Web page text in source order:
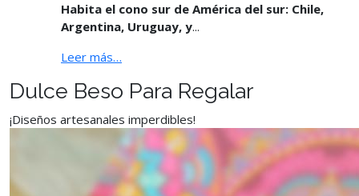
Habita el cono sur de América del sur: Chile,
Argentina, Uruguay, y...
Leer más…
Dulce Beso Para Regalar
¡Diseños artesanales imperdibles!